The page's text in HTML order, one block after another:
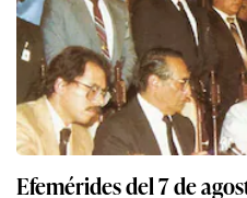
Efemérides del 7 de